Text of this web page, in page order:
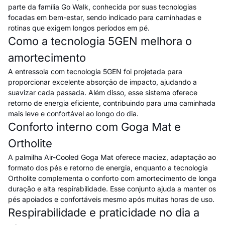
parte da família Go Walk, conhecida por suas tecnologias
focadas em bem-estar, sendo indicado para caminhadas e
rotinas que exigem longos períodos em pé.
Como a tecnologia 5GEN melhora o
amortecimento
A entressola com tecnologia 5GEN foi projetada para
proporcionar excelente absorção de impacto, ajudando a
suavizar cada passada. Além disso, esse sistema oferece
retorno de energia eficiente, contribuindo para uma caminhada
mais leve e confortável ao longo do dia.
Conforto interno com Goga Mat e
Ortholite
A palmilha Air-Cooled Goga Mat oferece maciez, adaptação ao
formato dos pés e retorno de energia, enquanto a tecnologia
Ortholite complementa o conforto com amortecimento de longa
duração e alta respirabilidade. Esse conjunto ajuda a manter os
pés apoiados e confortáveis mesmo após muitas horas de uso.
Respirabilidade e praticidade no dia a